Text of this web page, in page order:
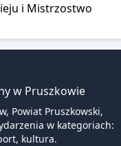
i Mistrzostwo
w Pruszkowie
Powiat Pruszkowski,
w kategoriach:
kultura.